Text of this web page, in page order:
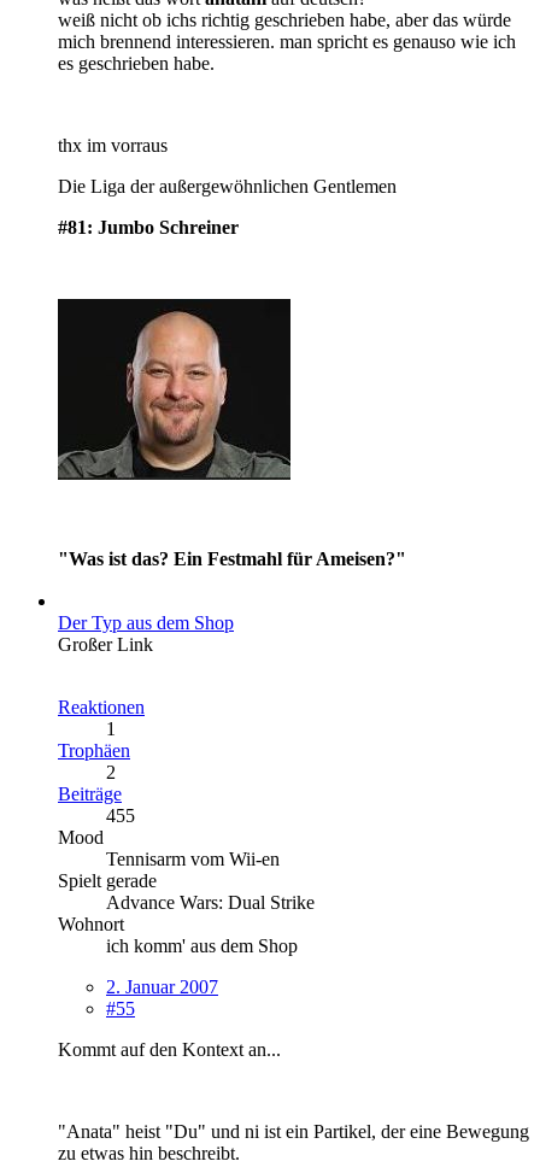
weiß nicht ob ichs richtig geschrieben habe, aber das würde
mich brennend interessieren. man spricht es genauso wie ich
es geschrieben habe.
thx im vorraus
Die Liga der außergewöhnlichen Gentlemen
#81: Jumbo Schreiner
"Was ist das? Ein Festmahl für Ameisen?"
Der Typ aus dem Shop
Großer Link
Reaktionen
1
Trophäen
2
Beiträge
455
Mood
Tennisarm vom Wii-en
Spielt gerade
Advance Wars: Dual Strike
Wohnort
ich komm' aus dem Shop
2. Januar 2007
#55
Kommt auf den Kontext an...
"Anata" heist "Du" und ni ist ein Partikel, der eine Bewegung
zu etwas hin beschreibt.